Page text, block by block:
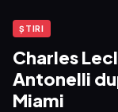
ŞTIRI
Charles
Antonelli
Miami